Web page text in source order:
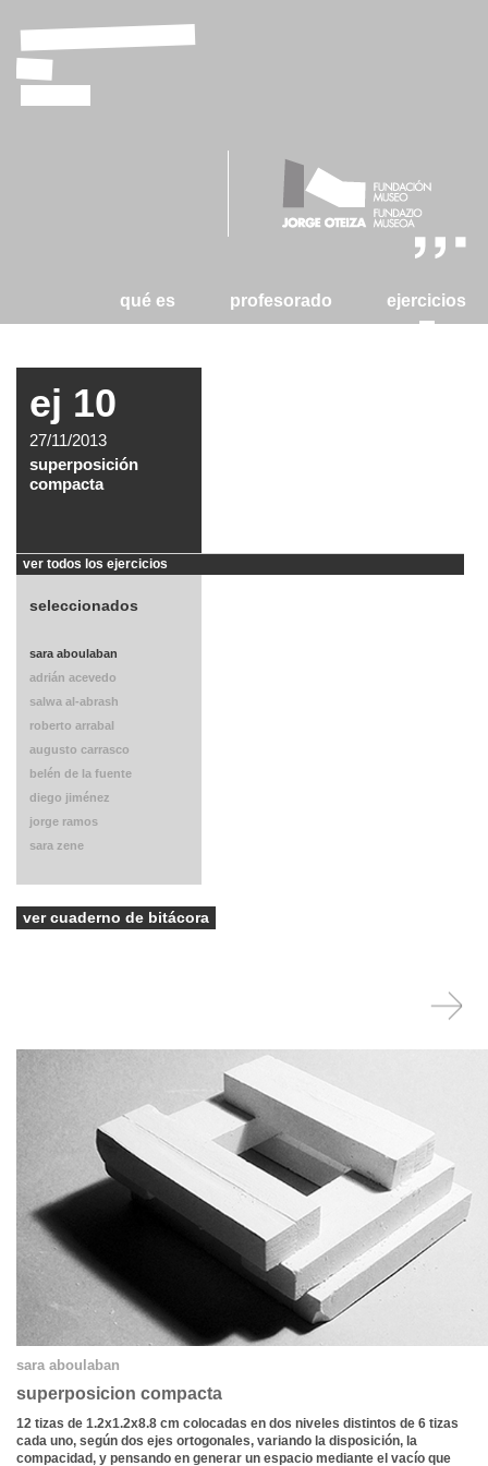
laboratorio
de
tizas
qué es profesorado ejercicios
ej 10
27/11/2013
superposición
compacta
ver todos los ejercicios
seleccionados
sara aboulaban
adrián acevedo
salwa al-abrash
roberto arrabal
augusto carrasco
belén de la fuente
diego jiménez
jorge ramos
sara zene
ver cuaderno de bitácora
sara aboulaban
superposicion compacta
12 tizas de 1.2x1.2x8.8 cm colocadas en dos niveles distintos de 6 tizas
cada uno, según dos ejes ortogonales, variando la disposición, la
compacidad, y pensando en generar un espacio mediante el vacío que